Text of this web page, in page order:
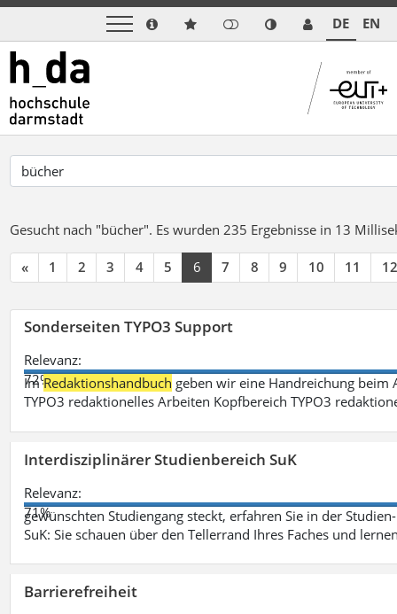
DE EN
Gesucht nach "bücher". Es wurden 235 Ergebnisse in 13
« 1 2 3 4 5 6 7 8 9 10 11 12
Sonderseiten TYPO3 Support
Relevanz:
72%
ImRedaktionshandbuch geben wir eine Handreichung beim
TYPO3 redaktionelles Arbeiten Kopfbereich TYPO3
Interdisziplinärer Studienbereich SuK
Relevanz:
71%
gewünschten Studiengang steckt, erfahren Sie in der
SuK: Sie schauen über den Tellerrand Ihres Faches und
Barrierefreiheit